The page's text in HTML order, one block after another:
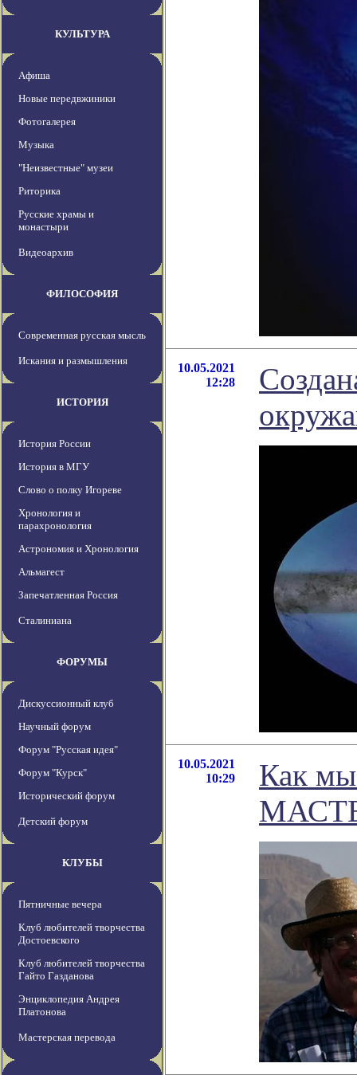
КУЛЬТУРА
Афиша
Новые передвжиники
Фотогалерея
Музыка
"Неизвестные" музеи
Риторика
Русские храмы и
монастыри
Видеоархив
ФИЛОСОФИЯ
Современная русская мысль
Искания и размышления
ИСТОРИЯ
История России
История в МГУ
Слово о полку Игореве
Хронология и
парахронология
Астрономия и Хронология
Альмагест
Запечатленная Россия
Сталиниана
ФОРУМЫ
Дискуссионный клуб
Научный форум
Форум "Русская идея"
Форум "Курск"
Исторический форум
Детский форум
КЛУБЫ
Пятничные вечера
Клуб любителей творчества
Достоевского
Клуб любителей творчества
Гайто Газданова
Энциклопедия Андрея
Платонова
Мастерская перевода
10.05.2021
12:28
10.05.2021
10:29
Как мы